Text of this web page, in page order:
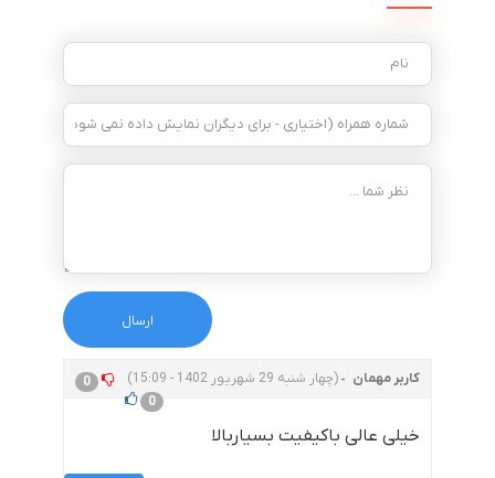
کاربر مهمان (چهار شنبه 29 شهریور 1402 - 15:09)
0
0
خیلی عالی باکیفیت بسیاربالا